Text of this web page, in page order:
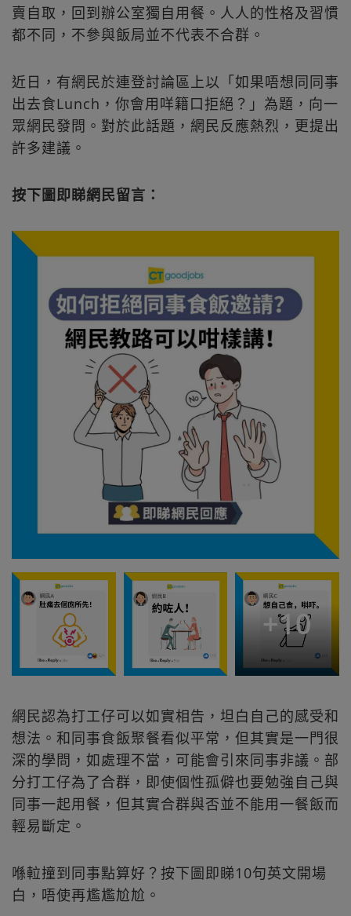
賣自取，回到辦公室獨自用餐。人人的性格及習慣
都不同，不參與飯局並不代表不合群。
近日，有網民於連登討論區上以「如果唔想同同事
出去食Lunch，你會用咩籍口拒絕？」為題，向一
眾網民發問。對於此話題，網民反應熱烈，更提出
許多建議。
按下圖即睇網民留言：
+10
網民認為打工仔可以如實相告，坦白自己的感受和
想法。和同事食飯聚餐看似平常，但其實是一門很
深的學問，如處理不當，可能會引來同事非議。部
分打工仔為了合群，即使個性孤僻也要勉強自己與
同事一起用餐，但其實合群與否並不能用一餐飯而
輕易斷定。
喺𨋢撞到同事點算好？按下圖即睇10句英文開場
白，唔使再尷尷尬尬。